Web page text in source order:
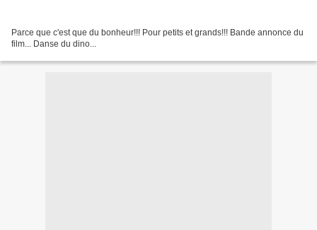
Parce que c'est que du bonheur!!! Pour petits et grands!!! Bande annonce du
film... Danse du dino...